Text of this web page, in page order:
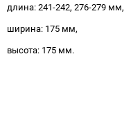
длина: 241-242, 276-279 мм,
ширина: 175 мм,
высота: 175 мм.